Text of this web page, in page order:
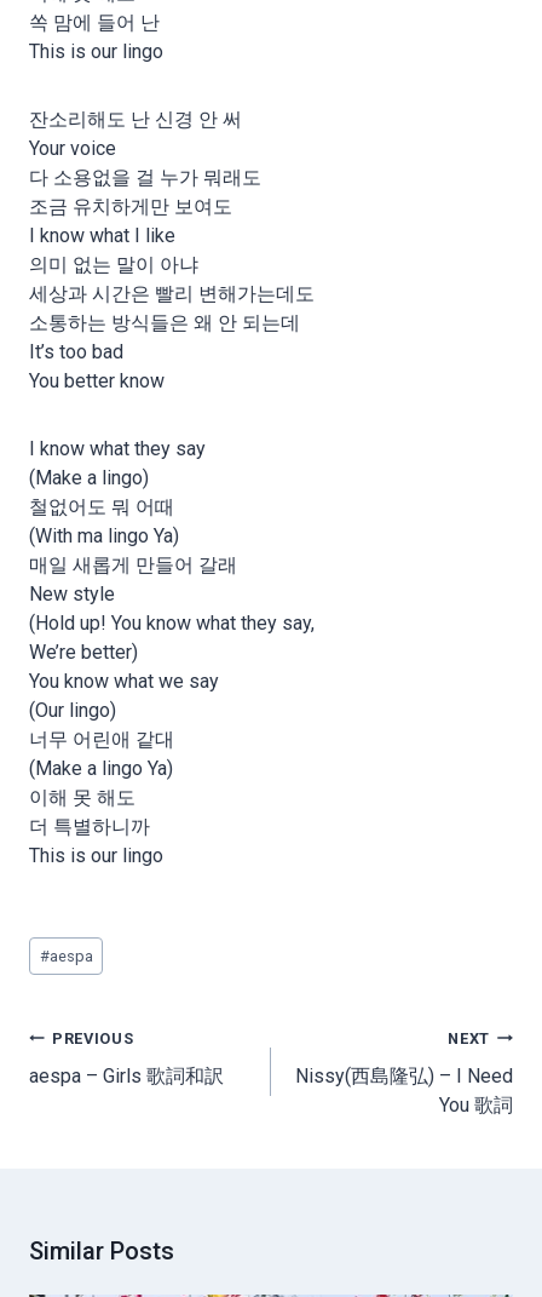
쏙 맘에 들어 난
This is our lingo
잔소리해도 난 신경 안 써
Your voice
다 소용없을 걸 누가 뭐래도
조금 유치하게만 보여도
I know what I like
의미 없는 말이 아냐
세상과 시간은 빨리 변해가는데도
소통하는 방식들은 왜 안 되는데
It’s too bad
You better know
I know what they say
(Make a lingo)
철없어도 뭐 어때
(With ma lingo Ya)
매일 새롭게 만들어 갈래
New style
(Hold up! You know what they say,
We’re better)
You know what we say
(Our lingo)
너무 어린애 같대
(Make a lingo Ya)
이해 못 해도
더 특별하니까
This is our lingo
Post
Tags:
#aespa
Post
navigation
PREVIOUS
aespa – Girls 歌詞和訳
NEXT
Nissy(西島隆弘) – I Need
You 歌詞
Similar Posts